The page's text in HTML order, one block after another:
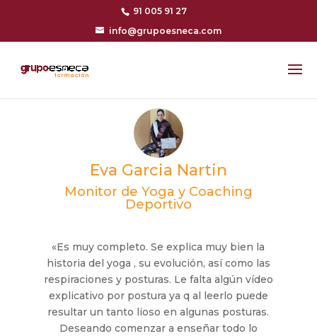
91 005 91 27
info@grupoesneca.com
Eva Garcia Nartin
Monitor de Yoga y Coaching
Deportivo
«Es muy completo. Se explica muy bien la
historia del yoga , su evolución, así como las
respiraciones y posturas. Le falta algún vídeo
explicativo por postura ya q al leerlo puede
resultar un tanto lioso en algunas posturas.
Deseando comenzar a enseñar todo lo